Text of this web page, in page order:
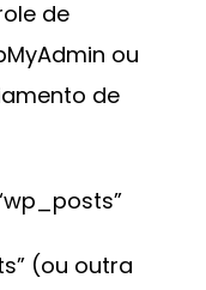
de
ou
de
(ou outra